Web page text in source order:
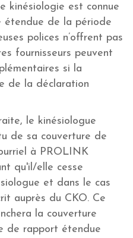
kinésiologie est connue
étendue de la période
polices n’offrent pas
fournisseurs peuvent
si la
de la déclaration
le kinésiologue
de sa couverture de
à PROLINK
qu'il/elle cesse
et dans le cas
auprès du CKO. Ce
la couverture
de rapport étendue